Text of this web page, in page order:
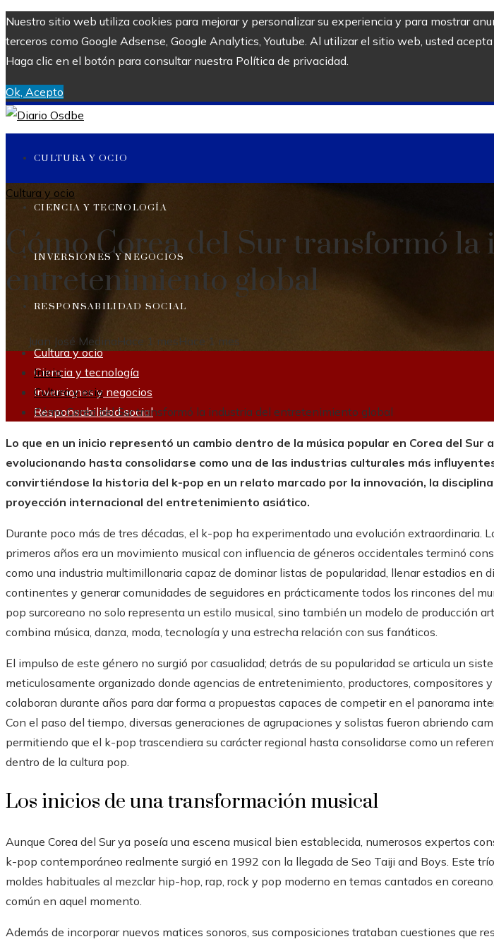
Nuestro sitio web utiliza cookies para mejorar y personalizar su experiencia y para mostrar
terceros como Google Adsense, Google Analytics, Youtube. Al utilizar el sitio web, usted
Haga clic en el botón para consultar nuestra Política de privacidad.
Ok, Acepto
CULTURA Y OCIO
CIENCIA Y TECNOLOGÍA
INVERSIONES Y NEGOCIOS
RESPONSABILIDAD SOCIAL
Cultura y ocio
Ciencia y tecnología
Inversiones y negocios
Responsabilidad social
Cultura y ocio
Cómo Corea del Sur transformó
entretenimiento global
Juan José MedinaHace 1 mesHace 1 mes
Inicio
Cultura y ocio
Cómo Corea del Sur transformó la industria del entretenimiento global
Lo que en un inicio representó un cambio dentro de la música popular en Corea del Sur
evolucionando hasta consolidarse como una de las industrias culturales más
convirtiéndose la historia del k-pop en un relato marcado por la innovación, la
proyección internacional del entretenimiento asiático.
Durante poco más de tres décadas, el k-pop ha experimentado una evolución extraordinaria.
primeros años era un movimiento musical con influencia de géneros occidentales terminó
como una industria multimillonaria capaz de dominar listas de popularidad, llenar estadios en
continentes y generar comunidades de seguidores en prácticamente todos los rincones del
pop surcoreano no solo representa un estilo musical, sino también un modelo de producción
combina música, danza, moda, tecnología y una estrecha relación con sus fanáticos.
El impulso de este género no surgió por casualidad; detrás de su popularidad se articula un
meticulosamente organizado donde agencias de entretenimiento, productores, compositores
colaboran durante años para dar forma a propuestas capaces de competir en el panorama
Con el paso del tiempo, diversas generaciones de agrupaciones y solistas fueron abriendo
permitiendo que el k-pop trascendiera su carácter regional hasta consolidarse como un
dentro de la cultura pop.
Los inicios de una transformación musical
Aunque Corea del Sur ya poseía una escena musical bien establecida, numerosos expertos
k-pop contemporáneo realmente surgió en 1992 con la llegada de Seo Taiji and Boys. Este
moldes habituales al mezclar hip-hop, rap, rock y pop moderno en temas cantados en
común en aquel momento.
Además de incorporar nuevos matices sonoros, sus composiciones trataban cuestiones que